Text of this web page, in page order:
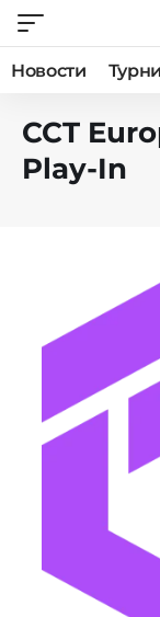
Новости
CCT
Play-In